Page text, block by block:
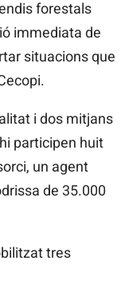
forestals
immediata de
situacions que
i dos mitjans
participen huit
un agent
de 35.000
tres